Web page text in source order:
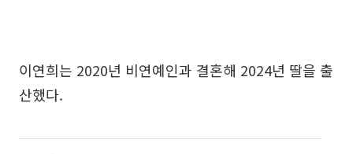
이연희는 2020년 비연예인과 결혼해 2024년 딸을 출
산했다.